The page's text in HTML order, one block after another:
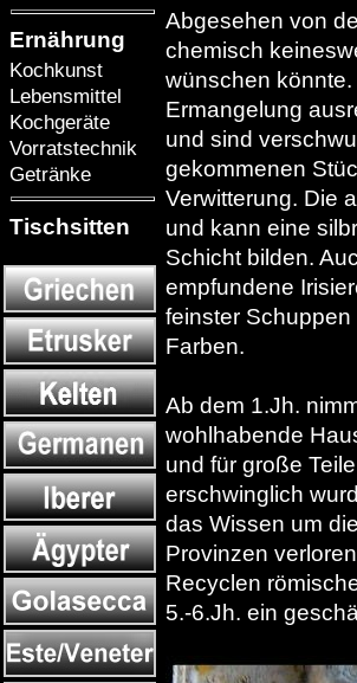
Ernährung
Kochkunst
Lebensmittel
Kochgeräte
Vorratstechnik
Getränke
Tischsitten
Abgesehen von
chemisch
wünschen
Ermangelung
und sind
gekommenen
Verwitterung. Die
und kann eine
Schicht bilden.
empfundene
feinster
Farben.
Ab dem 1.Jh.
wohlhabende
und für große
erschwinglich
das Wissen um
Provinzen
Recyclen
5.-6.Jh. ein